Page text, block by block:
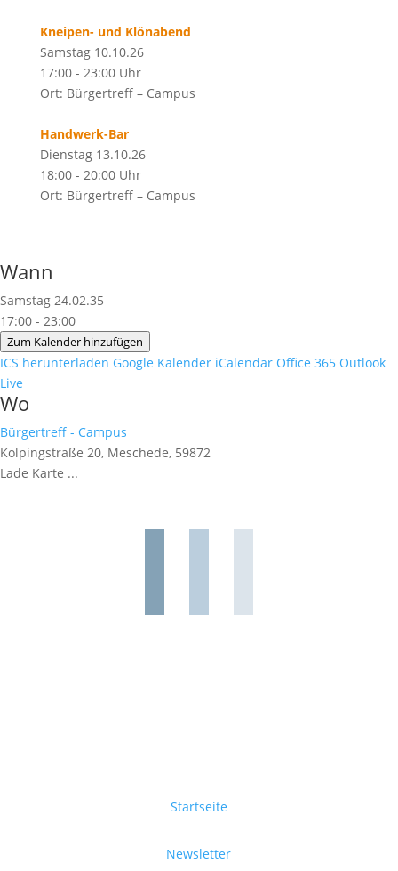
Kneipen- und Klönabend
Samstag 10.10.26
17:00 - 23:00 Uhr
Ort: Bürgertreff – Campus
Handwerk-Bar
Dienstag 13.10.26
18:00 - 20:00 Uhr
Ort: Bürgertreff – Campus
Wann
Samstag 24.02.35
17:00 - 23:00
Zum Kalender hinzufügen
ICS herunterladen Google Kalender iCalendar Office 365 Outlook
Live
Wo
Bürgertreff - Campus
Kolpingstraße 20, Meschede, 59872
Lade Karte ...
Startseite
Newsletter